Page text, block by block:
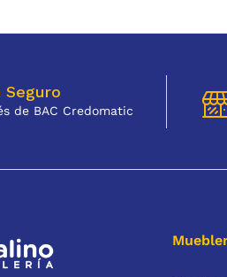
Seguro
de BAC Credomatic